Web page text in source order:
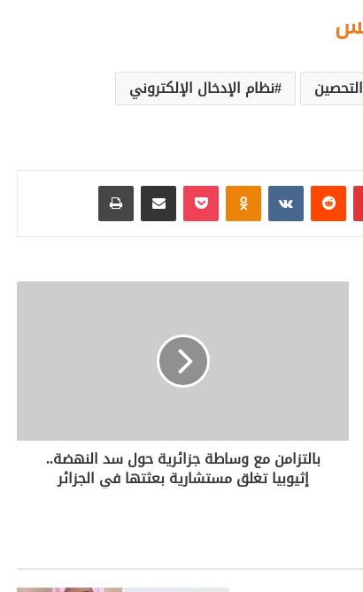
نظام الإدخال الإلكتروني
بينتيريست بوكيت
بالتزامن مع وساطة جزائرية حول سد النهضة..
إثيوبيا تغلق مستشارية بعثتها في الجزائر